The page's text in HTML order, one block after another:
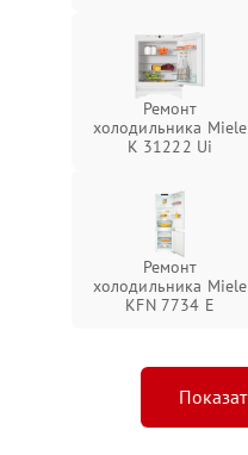
Ремонт
холодильника Miele
K 31222 Ui
Ремонт
холодильника Miele
KFN 7734 E